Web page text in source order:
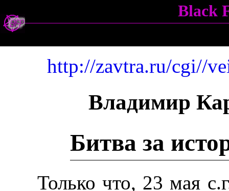
Black
http://zavtra.ru/cgi//
Владимир
Битва за
Только что, 23 мая